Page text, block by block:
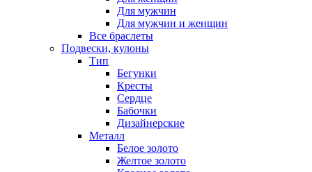
Для мужчин
Для мужчин и женщин
Все браслеты
Подвески, кулоны
Тип
Бегунки
Кресты
Сердце
Бабочки
Дизайнерские
Металл
Белое золото
Желтое золото